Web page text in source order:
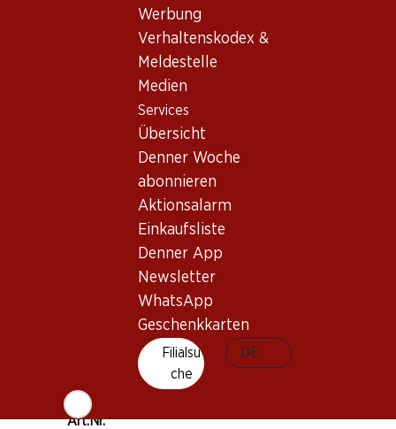
Werbung
Verhaltenskodex &
Meldestelle
Medien
Services
Übersicht
Denner Woche
abonnieren
Aktionsalarm
Einkaufsliste
Denner App
Newsletter
WhatsApp
Geschenkkarten
Filialsu
che
DE
Wissenswertes
Trinktemperatur
CO2-Fussabdruck
7.02 kg
Art.Nr.